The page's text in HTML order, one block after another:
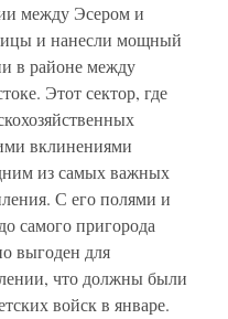
между Эсером и
и нанесли мощный
в районе между
Этот сектор, где
вклинениями
из самых важных
С его полями и
самого пригорода
выгоден для
что должны были
войск в январе.